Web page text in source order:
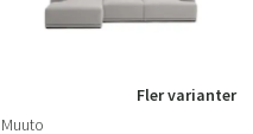
Fler varianter
Muuto